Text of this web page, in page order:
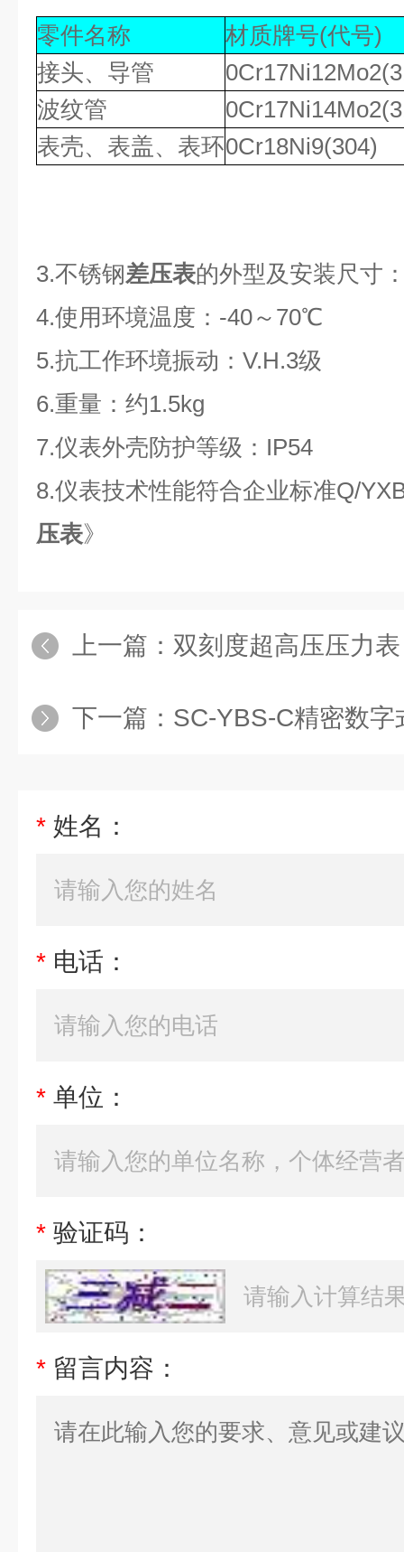
零件名称
材质牌号(代号)
接头、导管
波纹管
表壳、表盖、表环0Cr18Ni9(304)
3.不锈钢差压表的外型及安装尺寸
4.使用环境温度：-40～70℃
5.抗工作环境振动：V.H.3级
6.重量：约1.5kg
7.仪表外壳防护等级：IP54
8.仪表技术性能符合企业标准Q/
压表》
上一篇： 双刻度超高压压力表
下一篇： SC-YBS-C精密数字
* 姓名：
* 电话：
* 单位：
* 验证码：
* 留言内容：